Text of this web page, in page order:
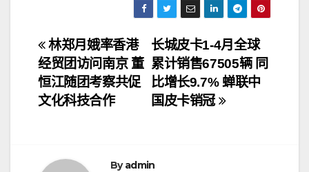
文
章
导
长城皮卡1-4月全球
累计销售67505辆 同
比增长9.7% 蝉联中
国皮卡销冠
林郑月娥率香港
经贸团访问南京 董
恒江随团考察共促
文化科技合作
Byadmin